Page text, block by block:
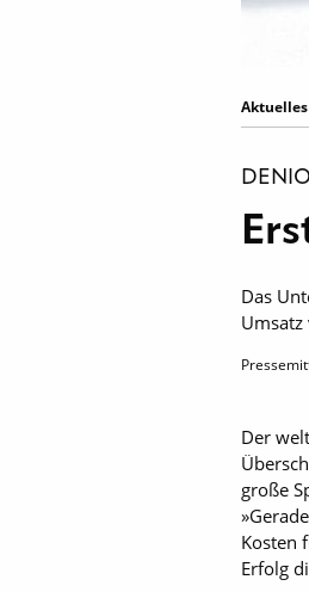
Aktuelles
Das
Der
große
Kosten
Erfolg